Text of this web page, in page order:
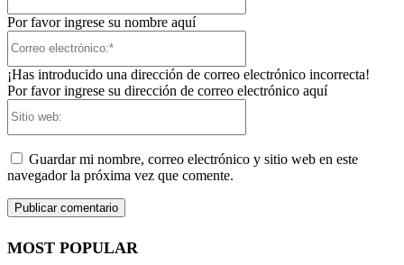
Por favor ingrese su nombre aquí
¡Has introducido una dirección de correo electrónico incorrecta!
Por favor ingrese su dirección de correo electrónico aquí
Guardar mi nombre, correo electrónico y sitio web en este
navegador la próxima vez que comente.
MOST POPULAR